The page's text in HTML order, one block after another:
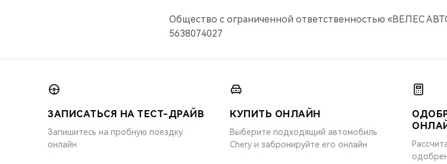
Общество с ограниченной ответственностью «ВЕЛЕС
5638074027
ЗАПИСАТЬСЯ НА ТЕСТ-ДРАЙВ
Запишитесь на пробную поездку
онлайн
КУПИТЬ ОНЛАЙН
Выберите подходящий автомобиль
Chery и забронируйте его онлайн